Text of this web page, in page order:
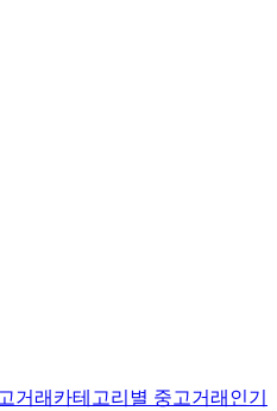
거래 카테고리별 중고거래 인기